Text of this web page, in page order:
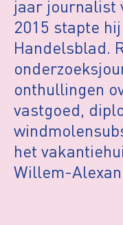
jaar journalist
2015 stapte
Handelsblad.
onthullingen
vastgoed,
het
Willem-